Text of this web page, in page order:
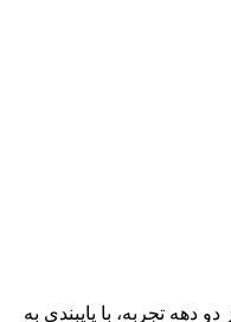
دو دهه تجربه، با پایبندی به